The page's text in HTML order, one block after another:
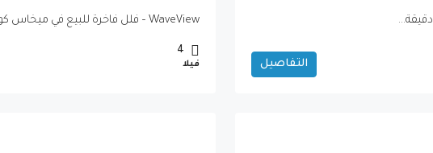
التفاصيل
WaveView – فلل فاخرة للبيع في ميخاس كوستا بإطلالة بحرية ومسبح خاص...
4
فيلا